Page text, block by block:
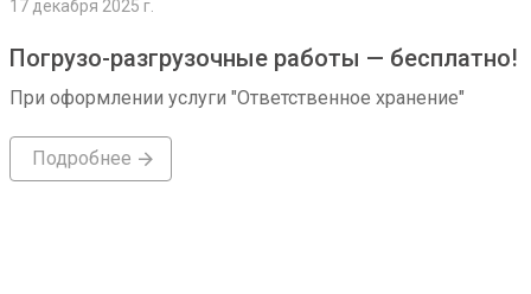
17 декабря 2025 г.
Погрузо-разгрузочные работы — бесплатно!
При оформлении услуги "Ответственное хранение"
Подробнее